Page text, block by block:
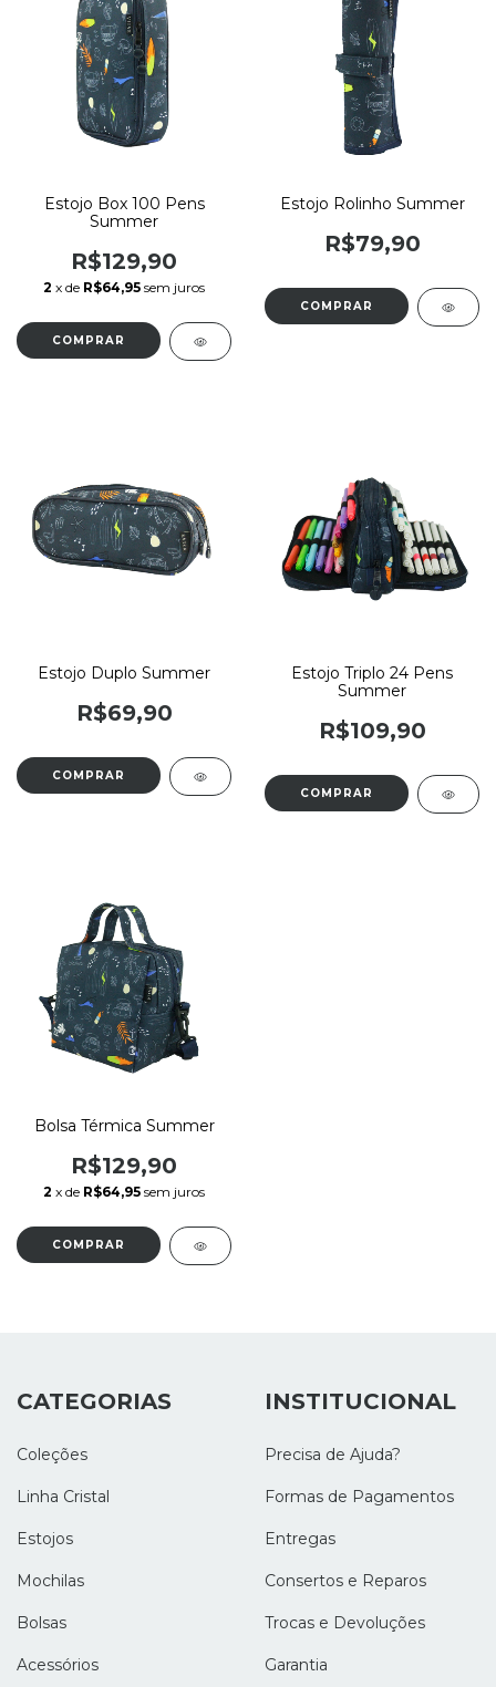
Estojo Box 100 Pens
Summer
R$129,90
2 x de R$64,95 sem juros
Estojo Rolinho Summer
R$79,90
Estojo Duplo Summer
R$69,90
Estojo Triplo 24 Pens
Summer
R$109,90
Bolsa Térmica Summer
R$129,90
2 x de R$64,95 sem juros
CATEGORIAS
Coleções
Linha Cristal
Estojos
Mochilas
Bolsas
Acessórios
INSTITUCIONAL
Precisa de Ajuda?
Formas de Pagamentos
Entregas
Consertos e Reparos
Trocas e Devoluções
Garantia